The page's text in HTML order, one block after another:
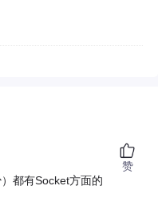
都有Socket方面的
赞